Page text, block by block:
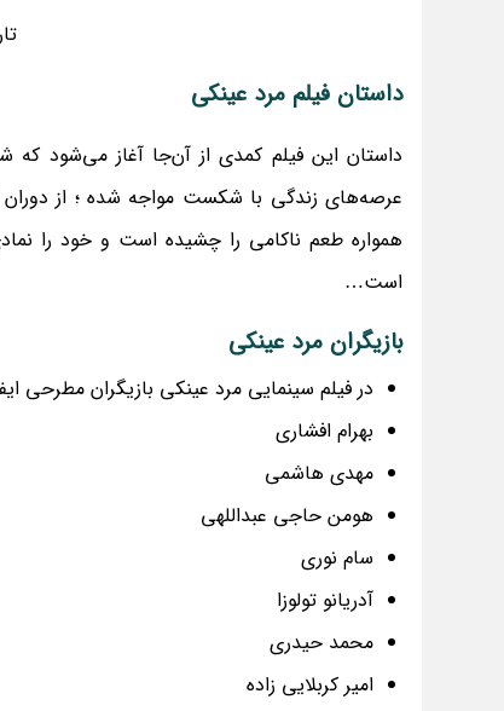
داستان فیلم مرد عینکی
داستان این فیلم کمدی از آن‌جا آغاز می‌شود
عرصه‌های زندگی با شکست مواجه شده ؛ از
همواره طعم ناکامی را چشیده است و خود را
است…
بازیگران مرد عینکی
در فیلم سینمایی مرد عینکی بازیگران مطرحی
بهرام افشاری
مهدی هاشمی
هومن حاجی عبداللهی
سام نوری
آدریانو تولوزا
محمد حیدری
امیر کربلایی زاده